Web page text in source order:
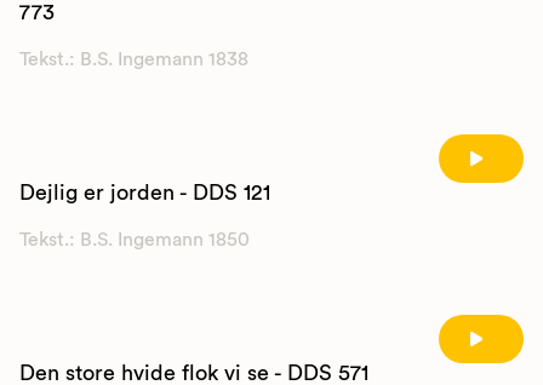
773
Tekst.: B.S. Ingemann 1838
Dejlig er jorden - DDS 121
Tekst.: B.S. Ingemann 1850
Den store hvide flok vi se - DDS 571